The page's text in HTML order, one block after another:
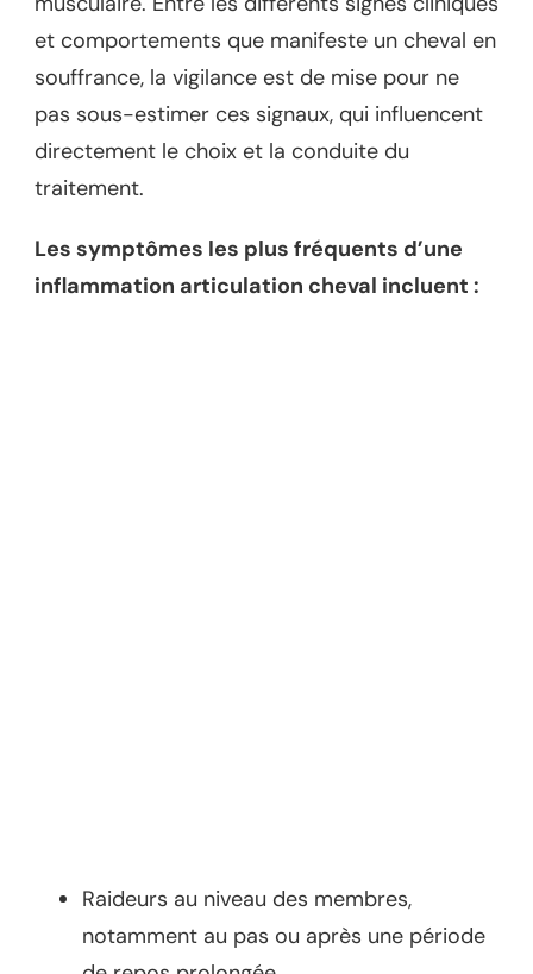
et comportements que manifeste un cheval en
souffrance, la vigilance est de mise pour ne
pas sous-estimer ces signaux, qui influencent
directement le choix et la conduite du
traitement.
Les symptômes les plus fréquents d’une
inflammation articulation cheval incluent :
Raideurs au niveau des membres,
notamment au pas ou après une période